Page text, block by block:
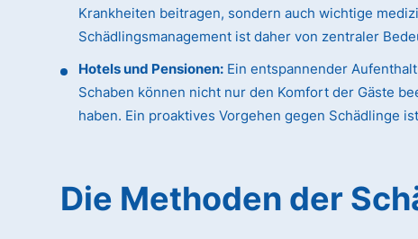
Krankheiten beitragen, sondern auch wichtige
Schädlingsmanagement ist daher von zentraler
Hotels und Pensionen: Ein entspannender
Schaben können nicht nur den Komfort der Gäste
haben. Ein proaktives Vorgehen gegen Schädlinge
Die Methoden der